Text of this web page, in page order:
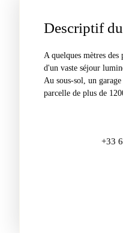
Descriptif
A quelques mètres
d'un vaste séjour
Au sous-sol, un
parcelle de plus de
+33